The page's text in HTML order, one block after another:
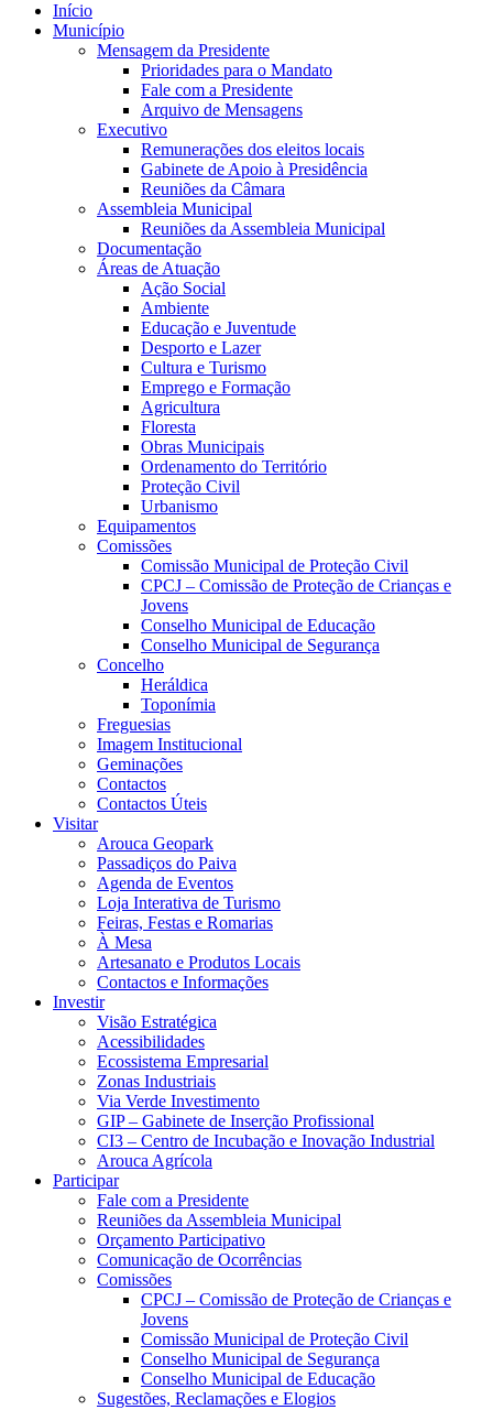
Início
Município
Mensagem da Presidente
Prioridades para o Mandato
Fale com a Presidente
Arquivo de Mensagens
Executivo
Remunerações dos eleitos locais
Gabinete de Apoio à Presidência
Reuniões da Câmara
Assembleia Municipal
Reuniões da Assembleia Municipal
Documentação
Áreas de Atuação
Ação Social
Ambiente
Educação e Juventude
Desporto e Lazer
Cultura e Turismo
Emprego e Formação
Agricultura
Floresta
Obras Municipais
Ordenamento do Território
Proteção Civil
Urbanismo
Equipamentos
Comissões
Comissão Municipal de Proteção Civil
CPCJ – Comissão de Proteção de Crianças e
Jovens
Conselho Municipal de Educação
Conselho Municipal de Segurança
Concelho
Heráldica
Toponímia
Freguesias
Imagem Institucional
Geminações
Contactos
Contactos Úteis
Visitar
Arouca Geopark
Passadiços do Paiva
Agenda de Eventos
Loja Interativa de Turismo
Feiras, Festas e Romarias
À Mesa
Artesanato e Produtos Locais
Contactos e Informações
Investir
Visão Estratégica
Acessibilidades
Ecossistema Empresarial
Zonas Industriais
Via Verde Investimento
GIP – Gabinete de Inserção Profissional
CI3 – Centro de Incubação e Inovação Industrial
Arouca Agrícola
Participar
Fale com a Presidente
Reuniões da Assembleia Municipal
Orçamento Participativo
Comunicação de Ocorrências
Comissões
CPCJ – Comissão de Proteção de Crianças e
Jovens
Comissão Municipal de Proteção Civil
Conselho Municipal de Segurança
Conselho Municipal de Educação
Sugestões, Reclamações e Elogios